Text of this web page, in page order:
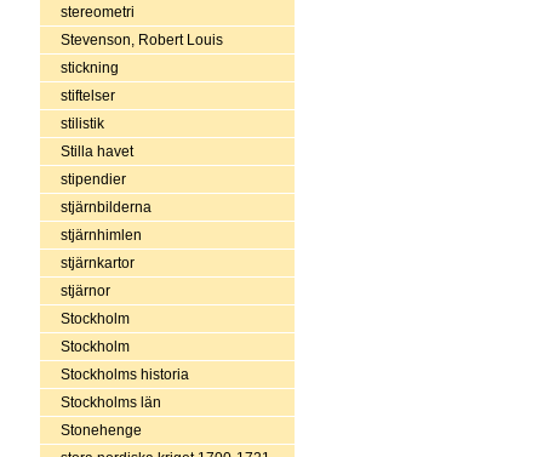
stereometri
Stevenson, Robert Louis
stickning
stiftelser
stilistik
Stilla havet
stipendier
stjärnbilderna
stjärnhimlen
stjärnkartor
stjärnor
Stockholm
Stockholm
Stockholms historia
Stockholms län
Stonehenge